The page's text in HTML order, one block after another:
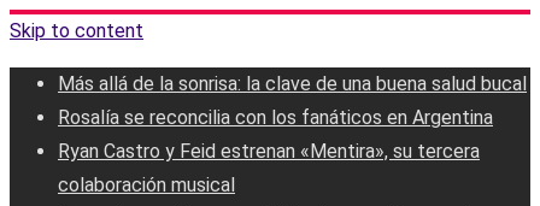
Skip to content
Más allá de la sonrisa: la clave de una buena salud bucal
Rosalía se reconcilia con los fanáticos en Argentina
Ryan Castro y Feid estrenan «Mentira», su tercera
colaboración musical